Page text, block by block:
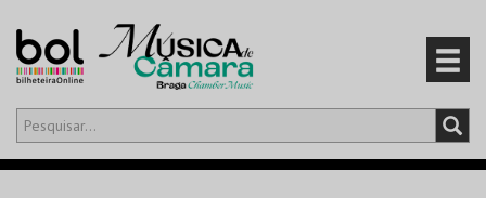
Olá,iniciar sessão